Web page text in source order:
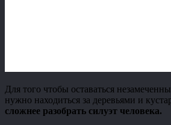
Для того чтобы оставаться
нужно находиться за деревьями и
сложнее разобрать силуэт человека.